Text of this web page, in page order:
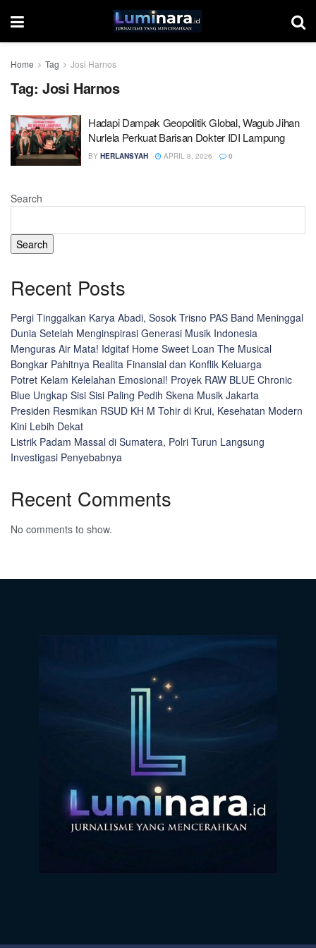
Home Tag Josi Harnos
Tag: Josi Harnos
Hadapi Dampak Geopolitik Global, Wagub Jihan
Nurlela Perkuat Barisan Dokter IDI Lampung
BY HERLANSYAH APRIL 8, 2026 0
Search
Search
Recent Posts
Pergi Tinggalkan Karya Abadi, Sosok Trisno PAS Band Meninggal
Dunia Setelah Menginspirasi Generasi Musik Indonesia
Menguras Air Mata! Idgitaf Home Sweet Loan The Musical
Bongkar Pahitnya Realita Finansial dan Konflik Keluarga
Potret Kelam Kelelahan Emosional! Proyek RAW BLUE Chronic
Blue Ungkap Sisi Sisi Paling Pedih Skena Musik Jakarta
Presiden Resmikan RSUD KH M Tohir di Krui, Kesehatan Modern
Kini Lebih Dekat
Listrik Padam Massal di Sumatera, Polri Turun Langsung
Investigasi Penyebabnya
Recent Comments
No comments to show.